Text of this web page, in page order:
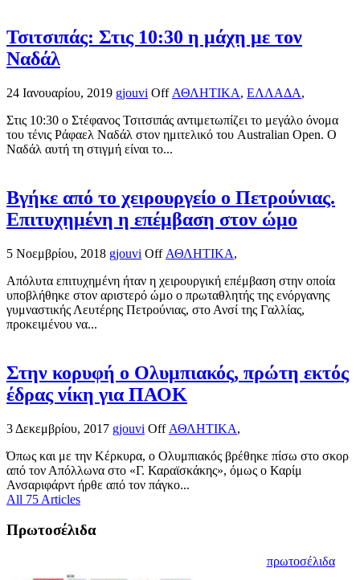
Τσιτσιπάς: Στις 10:30 η μάχη με τον
Ναδάλ
24 Ιανουαρίου, 2019 gjouvi Off ΑΘΛΗΤΙΚΑ, ΕΛΛΑΔΑ,
Στις 10:30 ο Στέφανος Τσιτσιπάς αντιμετωπίζει το μεγάλο όνομα
του τένις Ράφαελ Ναδάλ στον ημιτελικό του Australian Open. Ο
Ναδάλ αυτή τη στιγμή είναι το...
Βγήκε από το χειρουργείο ο Πετρούνιας.
Επιτυχημένη η επέμβαση στον ώμο
5 Νοεμβρίου, 2018 gjouvi Off ΑΘΛΗΤΙΚΑ,
Απόλυτα επιτυχημένη ήταν η χειρουργική επέμβαση στην οποία
υποβλήθηκε στον αριστερό ώμο ο πρωταθλητής της ενόργανης
γυμναστικής Λευτέρης Πετρούνιας, στο Ανσί της Γαλλίας,
προκειμένου να...
Στην κορυφή ο Ολυμπιακός, πρώτη εκτός
έδρας νίκη για ΠΑΟΚ
3 Δεκεμβρίου, 2017 gjouvi Off ΑΘΛΗΤΙΚΑ,
Όπως και με την Κέρκυρα, ο Ολυμπιακός βρέθηκε πίσω στο σκορ
από τον Απόλλωνα στο «Γ. Καραϊσκάκης», όμως ο Καρίμ
Ανσαριφάρντ ήρθε από τον πάγκο...
All 75 Articles
Πρωτοσέλιδα
πρωτοσέλιδα